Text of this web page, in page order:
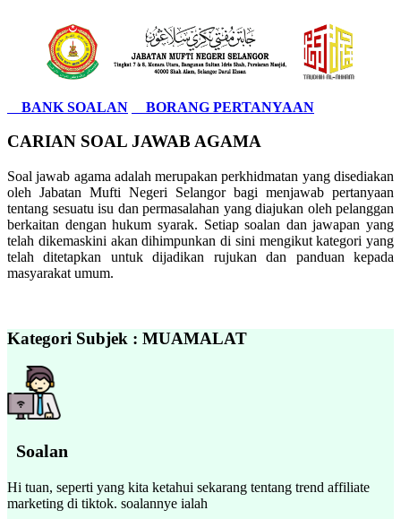
BANK SOALAN BORANG PERTANYAAN
CARIAN SOAL JAWAB AGAMA
Soal jawab agama adalah merupakan perkhidmatan yang disediakan
oleh Jabatan Mufti Negeri Selangor bagi menjawab pertanyaan
tentang sesuatu isu dan permasalahan yang diajukan oleh pelanggan
berkaitan dengan hukum syarak. Setiap soalan dan jawapan yang
telah dikemaskini akan dihimpunkan di sini mengikut kategori yang
telah ditetapkan untuk dijadikan rujukan dan panduan kepada
masyarakat umum.
Kategori Subjek : MUAMALAT
Soalan
Hi tuan, seperti yang kita ketahui sekarang tentang trend affiliate
marketing di tiktok. soalannye ialah